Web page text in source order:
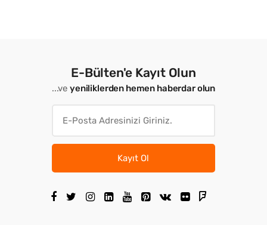
E-Bülten'e Kayıt Olun
...veyeniliklerden hemen haberdar olun
Kayıt Ol